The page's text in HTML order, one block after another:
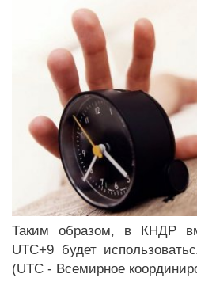
Таким образом, в КНДР
UTC+9 будет
(UTC - Всемирное